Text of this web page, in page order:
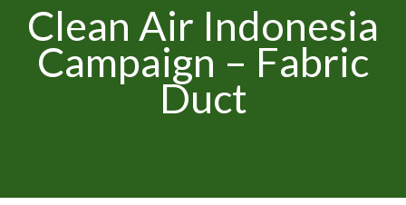
Clean Air Indonesia
Campaign – Fabric
Duct